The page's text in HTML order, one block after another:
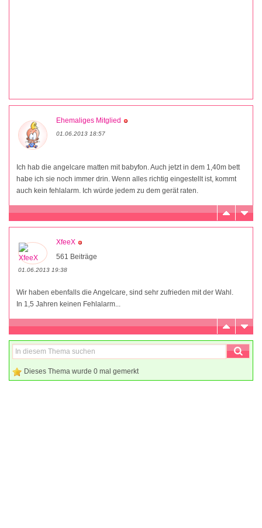
Ehemaliges Mitglied
01.06.2013 18:57
Ich hab die angelcare matten mit babyfon. Auch jetzt in dem 1,40m bett
habe ich sie noch immer drin. Wenn alles richtig eingestellt ist, kommt
auch kein fehlalarm. Ich würde jedem zu dem gerät raten.
XfeeX
561 Beiträge
01.06.2013 19:38
Wir haben ebenfalls die Angelcare, sind sehr zufrieden mit der Wahl.
In 1,5 Jahren keinen Fehlalarm...
Dieses Thema wurde 0 mal gemerkt